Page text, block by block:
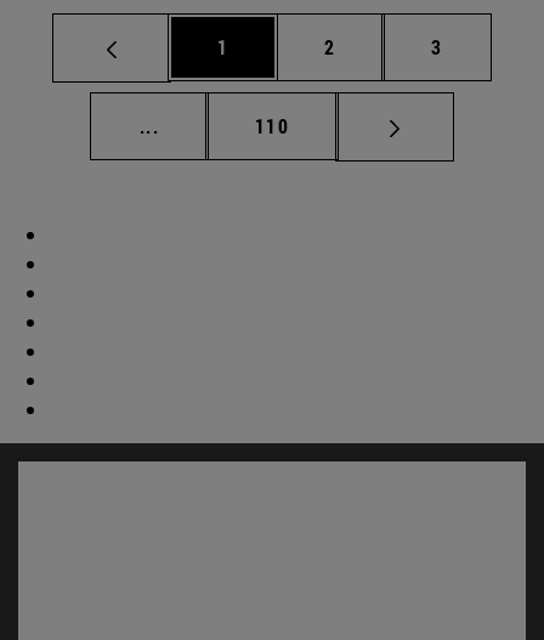
Página
1 Página
2 Página
3
... Páginas intermedias Use TAB para
Página
110